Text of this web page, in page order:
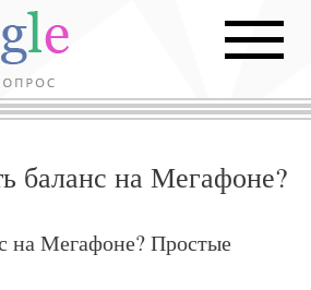
баланс на Мегафоне?
на Мегафоне? Простые